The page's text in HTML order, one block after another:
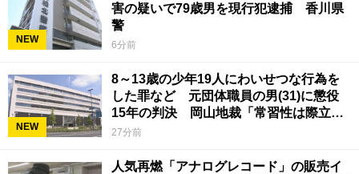
NEW
害の疑いで79歳男を現行犯逮捕 香川県
警
6分前
NEW
8～13歳の少年19人にわいせつな行為を
した罪など 元団体職員の男(31)に懲役
15年の判決 岡山地裁「常習性は際立っ
ていて被害結果も非常に重い」
27分前
人気再燃「アナログレコード」の販売イ